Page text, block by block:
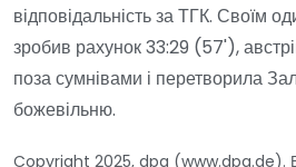
відповідальність за ТГК. Своїм
зробив рахунок 33:29 (57'),
поза сумнівами і перетворила
божевільню.
Copyright 2025, dpa (www.dpa.de).